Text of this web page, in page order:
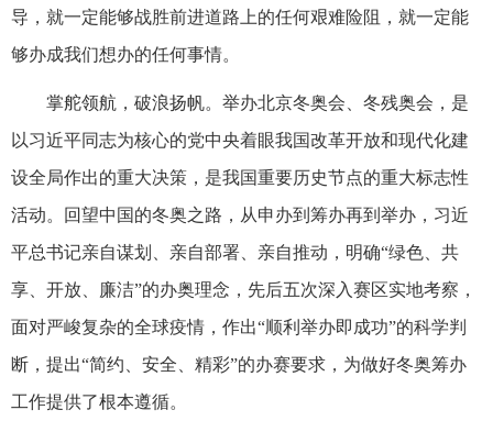
导，就一定能够战胜前进道路上的任何艰难险阻，就一定能
够办成我们想办的任何事情。
掌舵领航，破浪扬帆。举办北京冬奥会、冬残奥会，是
以习近平同志为核心的党中央着眼我国改革开放和现代化建
设全局作出的重大决策，是我国重要历史节点的重大标志性
活动。回望中国的冬奥之路，从申办到筹办再到举办，习近
平总书记亲自谋划、亲自部署、亲自推动，明确“绿色、共
享、开放、廉洁”的办奥理念，先后五次深入赛区实地考察，
面对严峻复杂的全球疫情，作出“顺利举办即成功”的科学判
断，提出“简约、安全、精彩”的办赛要求，为做好冬奥筹办
工作提供了根本遵循。